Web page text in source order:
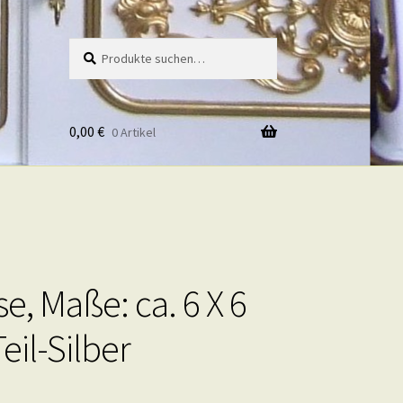
nach:
0,00 € 0 Artikel
Maße: ca. 6 X 6
Silber